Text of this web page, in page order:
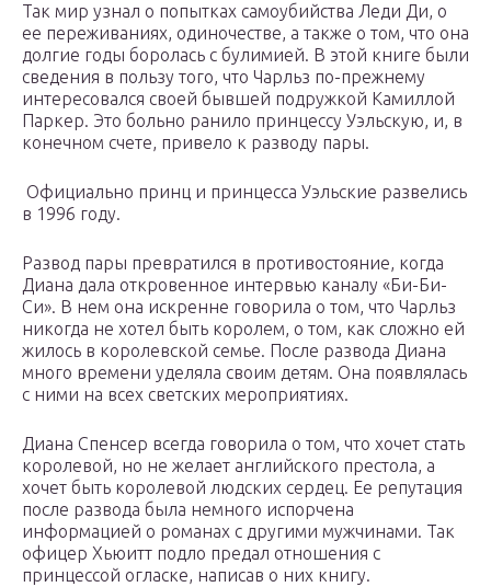
Так мир узнал о попытках самоубийства Леди Ди, о
ее переживаниях, одиночестве, а также о том, что она
долгие годы боролась с булимией. В этой книге были
сведения в пользу того, что Чарльз по-прежнему
интересовался своей бывшей подружкой Камиллой
Паркер. Это больно ранило принцессу Уэльскую, и, в
конечном счете, привело к разводу пары.
Официально принц и принцесса Уэльские развелись
в 1996 году.
Развод пары превратился в противостояние, когда
Диана дала откровенное интервью каналу «Би-Би-
Си». В нем она искренне говорила о том, что Чарльз
никогда не хотел быть королем, о том, как сложно ей
жилось в королевской семье. После развода Диана
много времени уделяла своим детям. Она появлялась
с ними на всех светских мероприятиях.
Диана Спенсер всегда говорила о том, что хочет стать
королевой, но не желает английского престола, а
хочет быть королевой людских сердец. Ее репутация
после развода была немного испорчена
информацией о романах с другими мужчинами. Так
офицер Хьюитт подло предал отношения с
принцессой огласке, написав о них книгу.